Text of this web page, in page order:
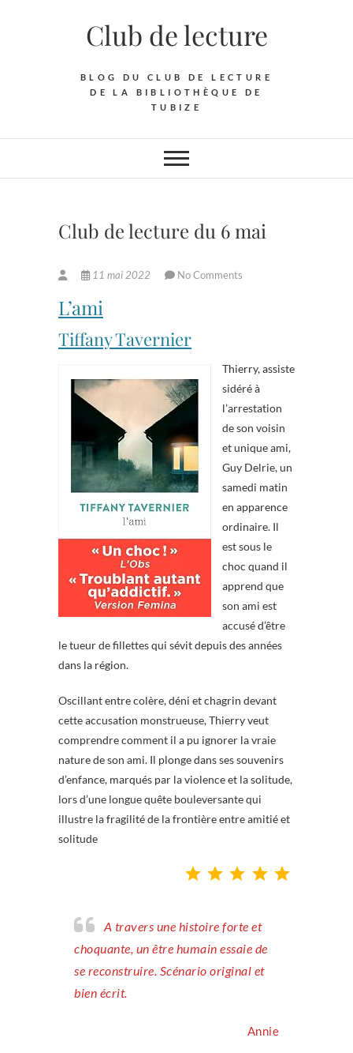
Club de lecture
BLOG DU CLUB DE LECTURE
DE LA BIBLIOTHÈQUE DE
TUBIZE
Club de lecture du 6 mai
11 mai 2022 No Comments
L’ami
Tiffany Tavernier
Thierry, assiste
sidéré à
l’arrestation
de son voisin
et unique ami,
Guy Delrie, un
samedi matin
en apparence
ordinaire. Il
est sous le
choc quand il
apprend que
son ami est
accusé d’être
le tueur de fillettes qui sévit depuis des années
dans la région.
Oscillant entre colère, déni et chagrin devant
cette accusation monstrueuse, Thierry veut
comprendre comment il a pu ignorer la vraie
nature de son ami. Il plonge dans ses souvenirs
d’enfance, marqués par la violence et la solitude,
lors d’une longue quête bouleversante qui
illustre la fragilité de la frontière entre amitié et
solitude
A travers une histoire forte et
choquante, un être humain essaie de
se reconstruire. Scénario original et
bien écrit.
Annie